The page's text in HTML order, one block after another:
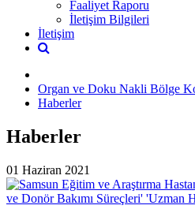
Faaliyet Raporu
İletişim Bilgileri
İletişim
Organ ve Doku Nakli Bölge
Haberler
Haberler
01 Haziran 2021